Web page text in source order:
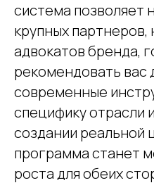
система позволяет
крупных партнеров,
адвокатов бренда,
рекомендовать вас
современные
специфику отрасли
создании реальной
программа станет
роста для обеих